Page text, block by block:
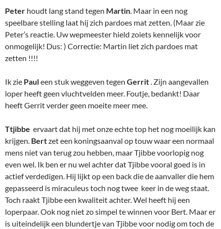
Peter houdt lang stand tegen Martin. Maar in een nog
speelbare stelling laat hij zich pardoes mat zetten. (Maar zie
Peter’s reactie. Uw wepmeester hield zoiets kennelijk voor
onmogelijk! Dus: ) Correctie: Martin liet zich pardoes mat
zetten !!!!
Ik zie Pauleen stuk weggeven tegen Gerrit. Zijn aangevallen
loper heeft geen vluchtvelden meer. Foutje, bedankt! Daar
heeft Gerrit verder geen moeite meer mee.
Ttjibbe ervaart dat hij met onze echte top het nog moeilijk kan
krijgen. Bertzet een koningsaanval op touw waar een normaal
mens niet van terug zou hebben, maar Tjibbe voorlopig nog
even wel. Ik ben er nu wel achter dat Tjibbe vooral goed is in
actief verdedigen. Hij lijkt op een back die de aanvaller die hem
gepasseerd is miraculeus toch nog twee keer in de weg staat.
Toch raakt Tjibbe een kwaliteit achter. Wel heeft hij een
loperpaar. Ook nog niet zo simpel te winnen voor Bert. Maar er
is uiteindelijk een blundertje van Tjibbe voor nodig om toch de